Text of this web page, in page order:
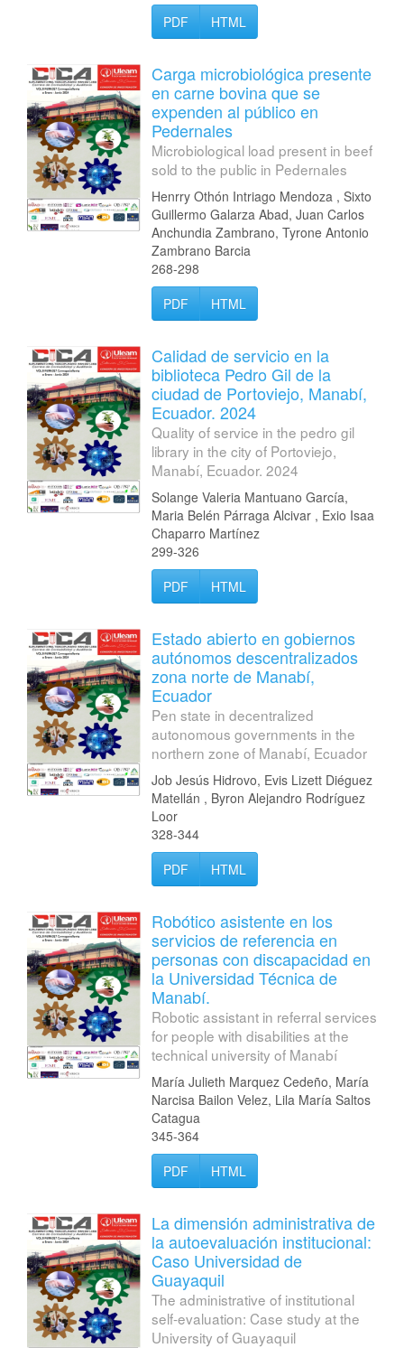
PDF
HTML
Carga microbiológica presente
en carne bovina que se
expenden al público en
Pedernales
Microbiological load present in beef
sold to the public in Pedernales
Henrry Othón Intriago Mendoza , Sixto
Guillermo Galarza Abad, Juan Carlos
Anchundia Zambrano, Tyrone Antonio
Zambrano Barcia
268-298
PDF
HTML
Calidad de servicio en la
biblioteca Pedro Gil de la
ciudad de Portoviejo, Manabí,
Ecuador. 2024
Quality of service in the pedro gil
library in the city of Portoviejo,
Manabí, Ecuador. 2024
Solange Valeria Mantuano García,
Maria Belén Párraga Alcivar , Exio Isaa
Chaparro Martínez
299-326
PDF
HTML
Estado abierto en gobiernos
autónomos descentralizados
zona norte de Manabí,
Ecuador
Pen state in decentralized
autonomous governments in the
northern zone of Manabí, Ecuador
Job Jesús Hidrovo, Evis Lizett Diéguez
Matellán , Byron Alejandro Rodríguez
Loor
328-344
PDF
HTML
Robótico asistente en los
servicios de referencia en
personas con discapacidad en
la Universidad Técnica de
Manabí.
Robotic assistant in referral services
for people with disabilities at the
technical university of Manabí
María Julieth Marquez Cedeño, María
Narcisa Bailon Velez, Lila María Saltos
Catagua
345-364
PDF
HTML
La dimensión administrativa de
la autoevaluación institucional:
Caso Universidad de
Guayaquil
The administrative of institutional
self-evaluation: Case study at the
University of Guayaquil